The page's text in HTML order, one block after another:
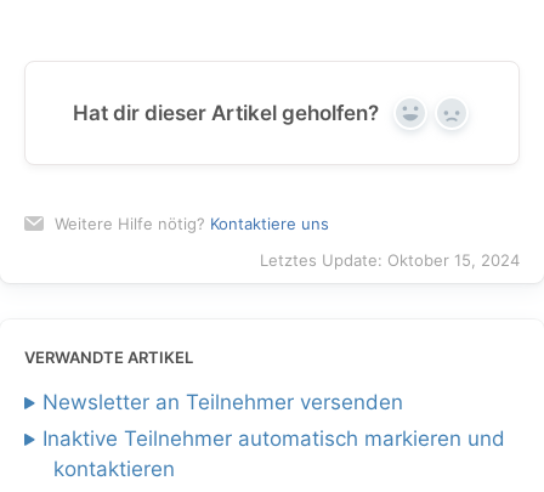
Hat dir dieser Artikel geholfen? Yes No
Weitere Hilfe nötig? Kontaktiere uns
Letztes Update: Oktober 15, 2024
VERWANDTE ARTIKEL
Newsletter an Teilnehmer versenden
Inaktive Teilnehmer automatisch markieren und
kontaktieren